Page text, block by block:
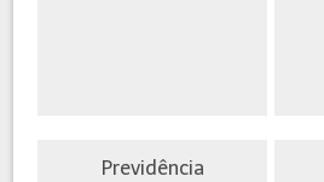
Previdência